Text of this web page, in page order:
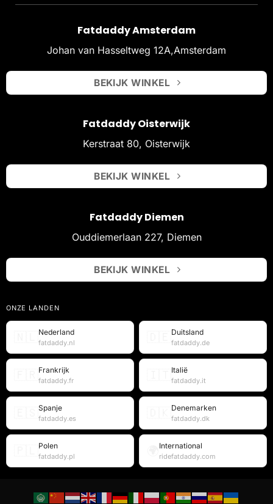
Fatdaddy Amsterdam
Johan van Hasseltweg 12A,Amsterdam
BEKIJK WINKEL
Fatdaddy Oisterwijk
Kerstraat 80, Oisterwijk
BEKIJK WINKEL
Fatdaddy Diemen
Ouddiemerlaan 227, Diemen
BEKIJK WINKEL
ONZE LANDEN
Nederland
fatdaddy.nl
Duitsland
fatdaddy.de
Frankrijk
fatdaddy.fr
Italië
fatdaddy.it
Spanje
fatdaddy.es
Denemarken
fatdaddy.dk
Polen
fatdaddy.pl
International
ridefatdaddy.com